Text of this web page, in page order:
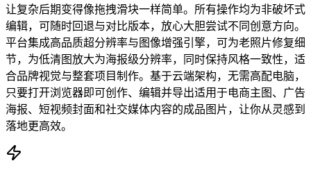
让复杂后期变得像拖拽滑块一样简单。所有操作均为非破坏式
编辑，可随时回退与对比版本，放心大胆尝试不同创意方向。
平台集成高品质超分辨率与图像增强引擎，可为老照片修复细
节，为低清图放大为海报级分辨率，同时保持风格一致性，适
合品牌视觉与整套项目制作。基于云端架构，无需高配电脑，
只要打开浏览器即可创作、编辑并导出适用于电商主图、广告
海报、短视频封面和社交媒体内容的成品图片，让你从灵感到
落地更高效。